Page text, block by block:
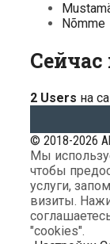
Nõmme
2 Users на
© 2018-2026
Мы
чтобы
услуги,
визиты.
"cookies".